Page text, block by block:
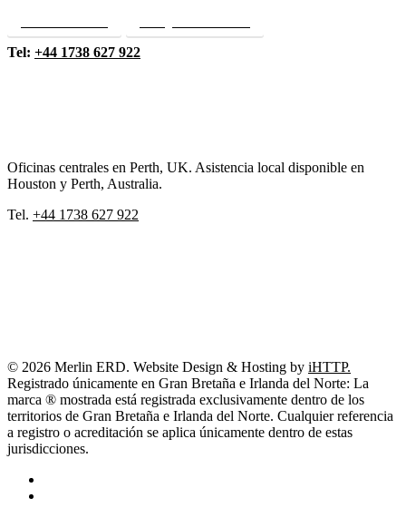
Tel: +44 1738 627 922
Oficinas centrales en Perth, UK. Asistencia local disponible en
Houston y Perth, Australia.
Tel. +44 1738 627 922
© 2026 Merlin ERD. Website Design & Hosting by iHTTP.
Registrado únicamente en Gran Bretaña e Irlanda del Norte: La
marca ® mostrada está registrada exclusivamente dentro de los
territorios de Gran Bretaña e Irlanda del Norte. Cualquier referencia
a registro o acreditación se aplica únicamente dentro de estas
jurisdicciones.